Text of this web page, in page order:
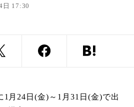
日 17:30
1月24日(金)～1月31日(金)で出